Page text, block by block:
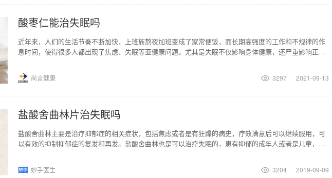
酸枣仁能治失眠吗
近年来，人们的生活节奏不断加快，上班族熬夜加班变成了家常便饭，而长期高强度的工作和不规律的作
息时间，使得很多人都出现了焦虑、失眠等亚健康问题。尤其是失眠不仅影响身体健康，还严重影响正常
尚言健康 3297 2021-09-13
盐酸舍曲林片治失眠吗
盐酸舍曲林主要是治疗抑郁症的相关症状，包括焦虑或者是有狂躁的病史，疗效满意后可以继续服用，可
以有效的抑制抑郁症的复发和再发。盐酸舍曲林也是可以治疗失眠的，患有抑郁的成年人或者是儿童，无
妙手医生 3204 2019-09-09